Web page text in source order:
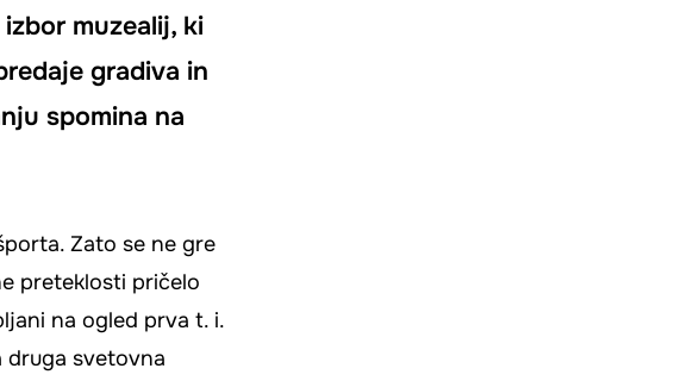
muzealij, ki
gradiva in
spomina na
Zato se ne gre
preteklosti pričelo
na ogled prva t. i.
druga svetovna